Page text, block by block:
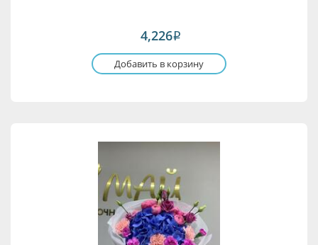
4,226i
Добавить в корзину